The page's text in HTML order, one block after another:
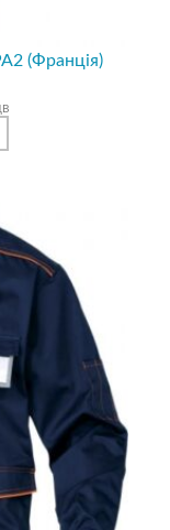
(Франція)